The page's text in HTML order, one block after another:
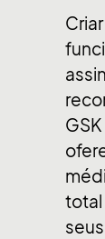
total